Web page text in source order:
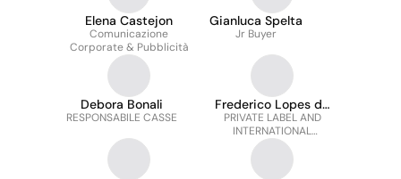
Elena Castejon
Comunicazione
Corporate & Pubblicità
Gianluca Spelta
Jr Buyer
Debora Bonali
RESPONSABILE CASSE
Frederico Lopes de
Mendonça
PRIVATE LABEL AND
INTERNATIONAL
RELATIONSHIPS
DIRECTOR presso
Esselunga